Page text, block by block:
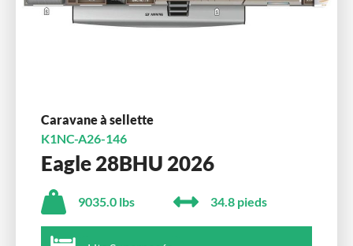
Caravane à sellette
K1NC-A26-146
Eagle 28BHU 2026
9035.0 lbs 34.8 pieds